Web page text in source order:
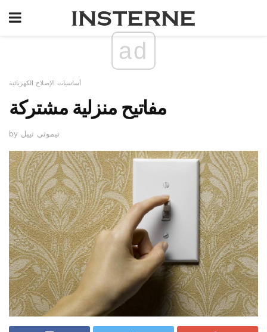
ad
أساسيات الإصلاح الكهربائية
مفاتيح منزلية مشتركة
by تيموثي ثييل